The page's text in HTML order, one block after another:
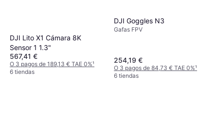
DJI Lito X1 Cámara 8K
Sensor 1 1.3"
567,41 €
O 3 pagos de 189,13 € TAE 0%¹
6 tiendas
DJI Goggles N3
Gafas FPV
254,19 €
O 3 pagos de 84,73 € TAE 0%¹
6 tiendas